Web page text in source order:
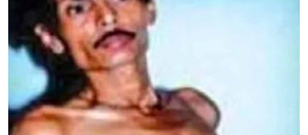
लाइफस्टाइल
टेक